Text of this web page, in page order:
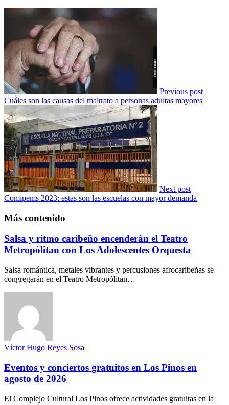
Previous post
Cuáles son las causas del maltrato a personas adultas mayores
Next post
Comipems 2023: estas son las escuelas con mayor demanda
Más contenido
Salsa y ritmo caribeño encenderán el Teatro
Metropólitan con Los Adolescentes Orquesta
Salsa romántica, metales vibrantes y percusiones afrocaribeñas se
congregarán en el Teatro Metropólitan…
Víctor Hugo Reyes Sosa
Eventos y conciertos gratuitos en Los Pinos en
agosto de 2026
El Complejo Cultural Los Pinos ofrece actividades gratuitas en la